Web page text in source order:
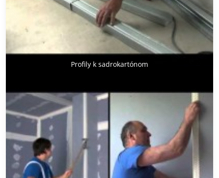
Profily k sadrokartónom